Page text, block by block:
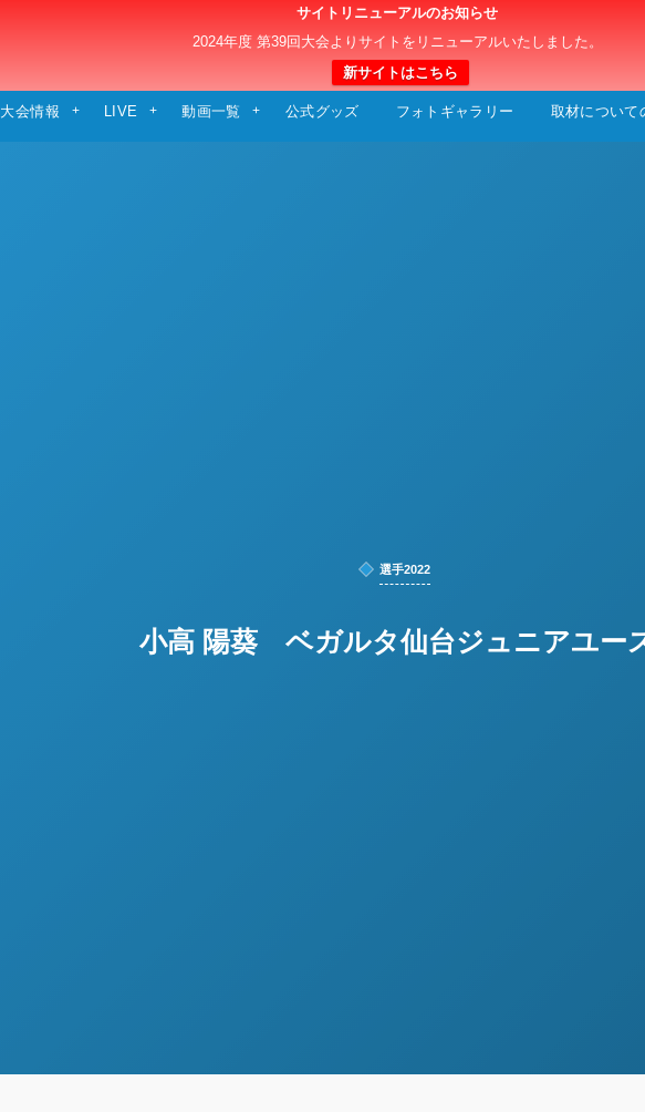
サイトリニューアルのお知らせ
2024年度 第39回大会よりサイトをリニューアルいたしました。
新サイトはこちら
日本クラブユースサッカー選手権（U-15）大
大会情報 LIVE 動画一覧 公式グッズ フォトギャラリー 取材について
選手2022
小高 陽葵 ベガルタ仙台ジュニアユー